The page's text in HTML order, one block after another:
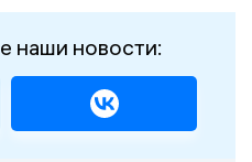
наши новости: